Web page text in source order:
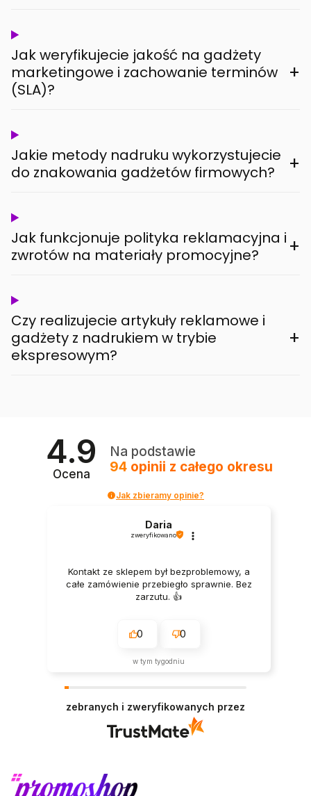
Jak weryfikujecie jakość na gadżety
marketingowe i zachowanie terminów
(SLA)?
+
Jakie metody nadruku wykorzystujecie
do znakowania gadżetów firmowych?
+
Jak funkcjonuje polityka reklamacyjna i
zwrotów na materiały promocyjne?
+
Czy realizujecie artykuły reklamowe i
gadżety z nadrukiem w trybie
ekspresowym?
+
4.9
Ocena
Na podstawie
94 opinii z całego okresu
Jak zbieramy opinie?
Daria
zweryfikowano
Kontakt ze sklepem był bezproblemowy, a
całe zamówienie przebiegło sprawnie. Bez
zarzutu. 👍️
0 0
w tym tygodniu
zebranych i zweryfikowanych przez